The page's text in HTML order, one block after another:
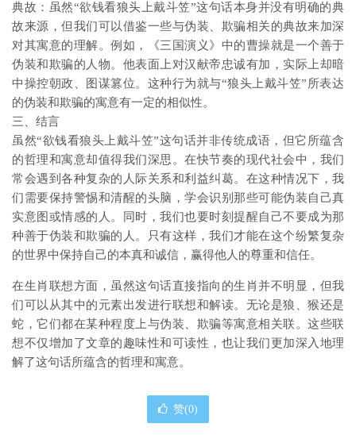
典故：虽然“欲钱看狼头上戴斗笠”这句话本身并没有明确的典
故来源，但我们可以借鉴一些与伪装、欺骗相关的典故来加深
对其寓意的理解。例如，《三国演义》中的曹操就是一个善于
伪装和欺骗的人物。他表面上对汉献帝忠诚有加，实际上却暗
中操控朝政、图谋篡位。这种行为就与“狼头上戴斗笠”所表达
的伪装和欺骗的寓意有一定的相似性。
三、结言
虽然“欲钱看狼头上戴斗笠”这句话并非传统成语，但它所蕴含
的哲理和寓意却值得我们深思。在快节奏的现代社会中，我们
常会遇到各种复杂的人际关系和利益纠葛。在这种情况下，我
们需要保持警惕和清醒的头脑，学会识别那些可能伪装自己真
实意图或情感的人。同时，我们也要时刻提醒自己不要成为那
种善于伪装和欺骗的人。只有这样，我们才能在这个纷繁复杂
的世界中保持自己的本真和诚信，赢得他人的尊重和信任。
在生肖联想方面，虽然这句话直接指向的生肖并不明显，但我
们可以从其中的元素出发进行联想和解读。无论是狼、猴还是
蛇，它们都在某种程度上与伪装、欺骗等寓意相关联。这些联
想不仅增加了文章的趣味性和可读性，也让我们更加深入地理
解了这句话所蕴含的哲理和寓意。
赞(0)